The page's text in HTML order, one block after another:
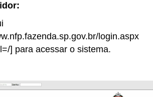
login.aspx
] para acessar o sistema.